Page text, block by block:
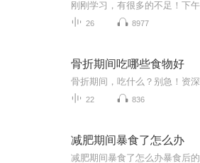
26 8977
骨折期间吃哪些食物好
22 836
减肥期间暴食了怎么办